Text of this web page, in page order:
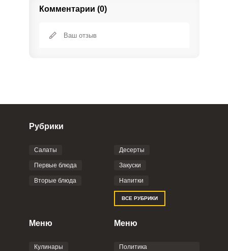
Комментарии (0)
Фото до 4 шт, до 5 mb
Отправляя эту форму, вы соглашаетесь с
Политикой
Пользовательским
соглашением
Рубрики
Салаты
Первые блюда
Вторые блюда
Десерты
Закуски
Напитки
ВСЕ РУБРИКИ
Меню
Кулинары
Меню
Политика